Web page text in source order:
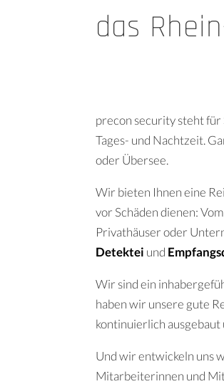
das
precon security steht
Tages- und Nachtzeit.
oder Übersee.
Wir bieten Ihnen eine
vor Schäden dienen: Vom
Privathäuser oder
Detektei und
Wir sind ein
haben wir unsere gute
kontinuierlich
Und wir entwickeln uns
Mitarbeiterinnen und